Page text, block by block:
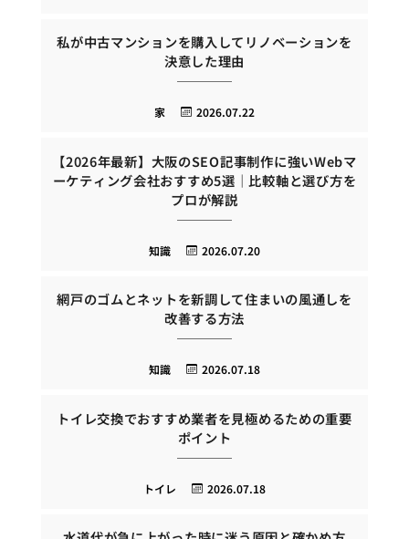
私が中古マンションを購入してリノベーションを
決意した理由
2026.07.22
家
【2026年最新】大阪のSEO記事制作に強いWebマ
ーケティング会社おすすめ5選｜比較軸と選び方を
プロが解説
2026.07.20
知識
網戸のゴムとネットを新調して住まいの風通しを
改善する方法
2026.07.18
知識
トイレ交換でおすすめ業者を見極めるための重要
ポイント
2026.07.18
トイレ